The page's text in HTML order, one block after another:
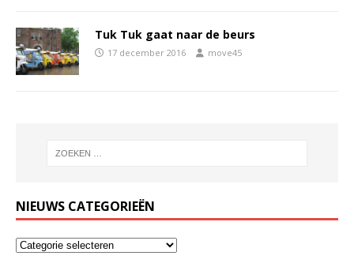
Tuk Tuk gaat naar de beurs
17 december 2016 move45
NIEUWS CATEGORIEËN